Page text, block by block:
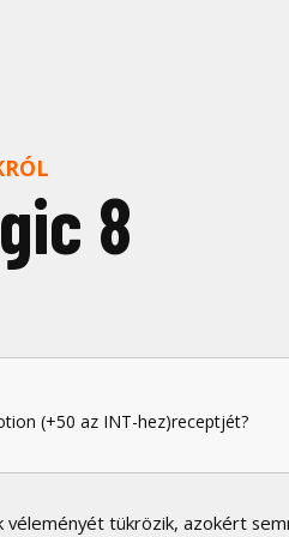
8
(+50 az INT-hez)receptjét?
tükrözik, azokért